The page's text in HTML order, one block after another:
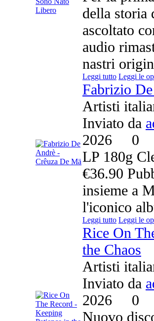
della storia
ascoltato
audio
nastri
Leggi tutto Leggi le
Fabrizio
Artisti
Inviato da
2026 0
LP 180g
€36.90
insieme a
l'iconico
Leggi tutto Leggi le
Rice On
the Chaos
Artisti
Inviato da
2026 0
Nuovo